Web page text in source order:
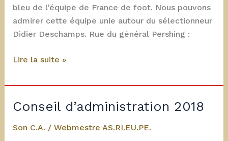
bleu de l’équipe de France de foot. Nous pouvons
admirer cette équipe unie autour du sélectionneur
Didier Deschamps. Rue du général Pershing :
Coupe
monde
Lire la suite »
Conseil d’administration 2018
Son C.A. / Webmestre AS.RI.EU.PE.